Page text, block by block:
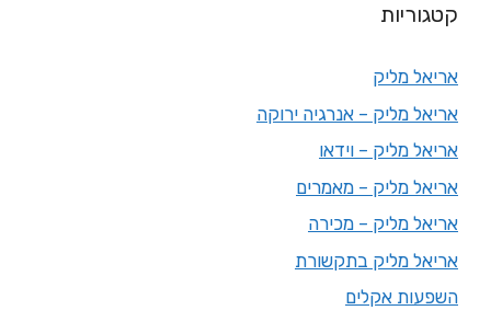
קטגוריות
אריאל מליק
אריאל מליק – אנרגיה ירוקה
אריאל מליק – וידאו
אריאל מליק – מאמרים
אריאל מליק – מכירה
אריאל מליק בתקשורת
השפעות אקלים